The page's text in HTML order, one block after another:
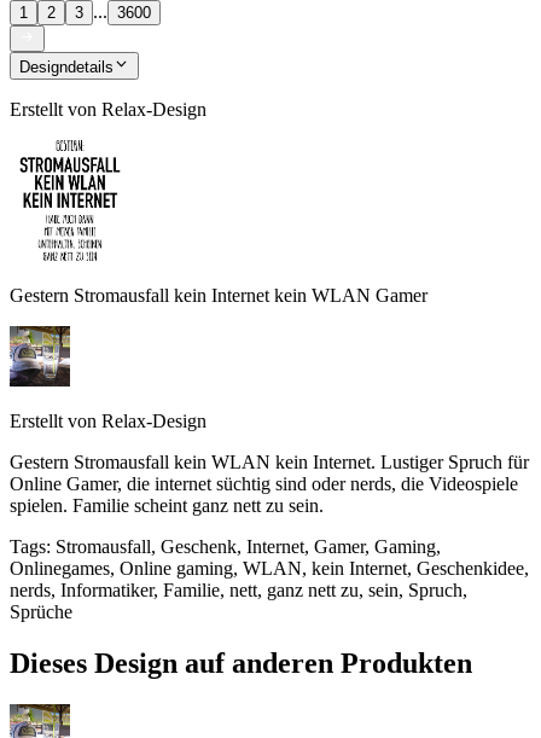
1 2 3 ... 3600
Designdetails
Erstellt von Relax-Design
Gestern Stromausfall kein Internet kein WLAN Gamer
Erstellt von Relax-Design
Gestern Stromausfall kein WLAN kein Internet. Lustiger Spruch für
Online Gamer, die internet süchtig sind oder nerds, die Videospiele
spielen. Familie scheint ganz nett zu sein.
Tags: Stromausfall, Geschenk, Internet, Gamer, Gaming,
Onlinegames, Online gaming, WLAN, kein Internet, Geschenkidee,
nerds, Informatiker, Familie, nett, ganz nett zu, sein, Spruch,
Sprüche
Dieses Design auf anderen Produkten